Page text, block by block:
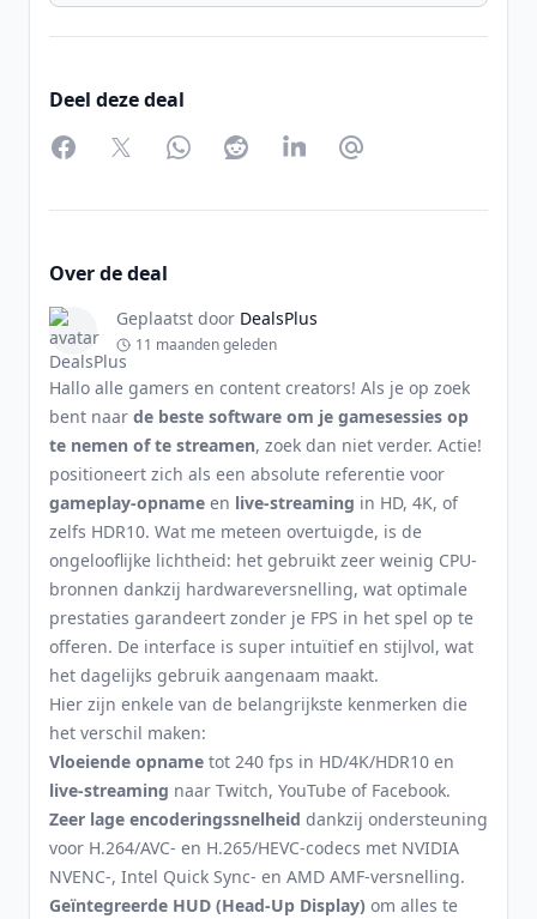
Deel deze deal
FacebookTwitterWhatsAppRedditLinkedInPartager par Email
Over de deal
Geplaatst door DealsPlus
11 maanden geleden
Hallo alle gamers en content creators! Als je op zoek
bent naar de beste software om je gamesessies op
te nemen of te streamen, zoek dan niet verder. Actie!
positioneert zich als een absolute referentie voor
gameplay-opname en live-streaming in HD, 4K, of
zelfs HDR10. Wat me meteen overtuigde, is de
ongelooflijke lichtheid: het gebruikt zeer weinig CPU-
bronnen dankzij hardwareversnelling, wat optimale
prestaties garandeert zonder je FPS in het spel op te
offeren. De interface is super intuïtief en stijlvol, wat
het dagelijks gebruik aangenaam maakt.
Hier zijn enkele van de belangrijkste kenmerken die
het verschil maken:
Vloeiende opname tot 240 fps in HD/4K/HDR10 en
live-streaming naar Twitch, YouTube of Facebook.
Zeer lage encoderingssnelheid dankzij ondersteuning
voor H.264/AVC- en H.265/HEVC-codecs met NVIDIA
NVENC-, Intel Quick Sync- en AMD AMF-versnelling.
Geïntegreerde HUD (Head-Up Display) om alles te